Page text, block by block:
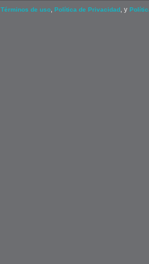
Términos de uso Política de Privacidad , y